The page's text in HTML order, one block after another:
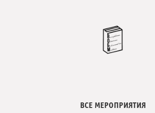
ВСЕ МЕРОПРИЯТИЯ